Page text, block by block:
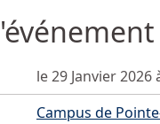
le 29 Janvier 2026
Campus de